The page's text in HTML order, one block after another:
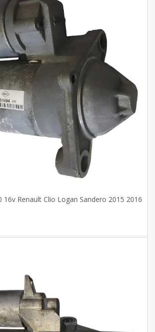
Renault Clio Logan Sandero 2015 2016